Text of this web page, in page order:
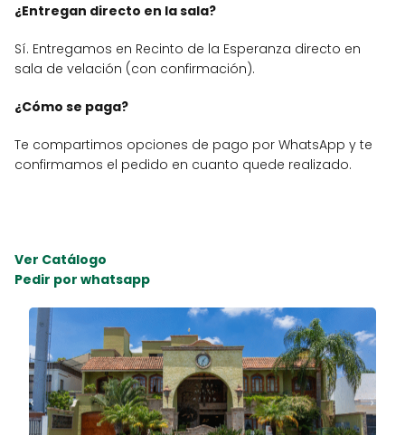
¿Entregan directo en la sala?
Sí. Entregamos en Recinto de la Esperanza directo en
sala de velación (con confirmación).
¿Cómo se paga?
Te compartimos opciones de pago por WhatsApp y te
confirmamos el pedido en cuanto quede realizado.
Ver Catálogo
Pedir por whatsapp